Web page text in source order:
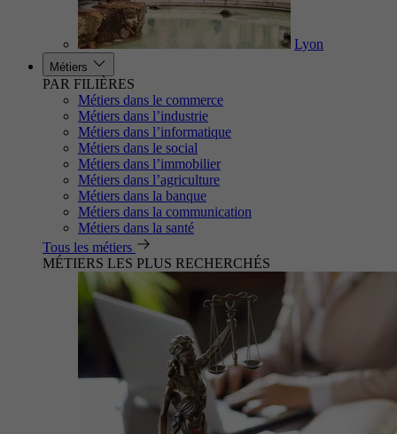
Lyon
Métiers
PAR FILIÈRES
Métiers dans le commerce
Métiers dans l’industrie
Métiers dans l’informatique
Métiers dans le social
Métiers dans l’immobilier
Métiers dans l’agriculture
Métiers dans la banque
Métiers dans la communication
Métiers dans la santé
Tous les métiers
MÉTIERS LES PLUS RECHERCHÉS